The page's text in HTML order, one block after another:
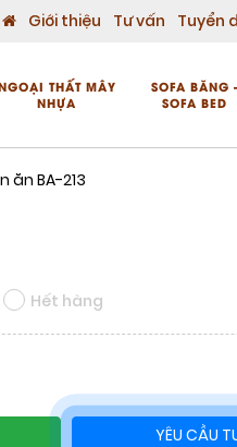
Giới thiệu Tư vấn Tuyển
THẤT MÂY
NHỰA
SOFA BĂNG -
SOFA BED
ăn BA-213
Hết hàng
YÊU CẦU